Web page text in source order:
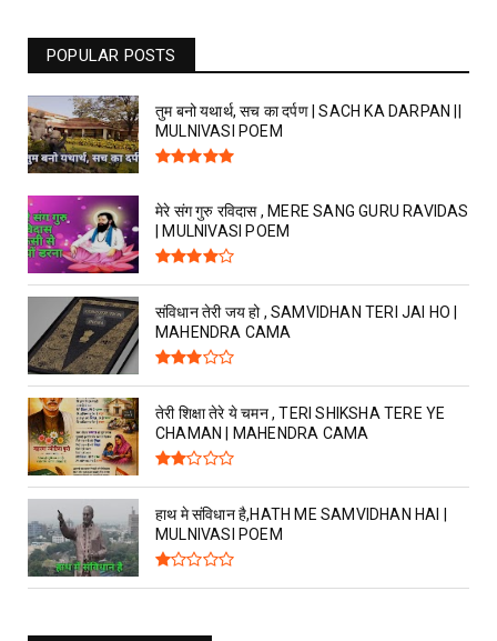
POPULAR POSTS
तुम बनो यथार्थ, सच का दर्पण | SACH KA DARPAN ||
MULNIVASI POEM
मेरे संग गुरु रविदास , MERE SANG GURU RAVIDAS
| MULNIVASI POEM
संविधान तेरी जय हो , SAMVIDHAN TERI JAI HO |
MAHENDRA CAMA
तेरी शिक्षा तेरे ये चमन , TERI SHIKSHA TERE YE
CHAMAN | MAHENDRA CAMA
हाथ मे संविधान है,HATH ME SAMVIDHAN HAI |
MULNIVASI POEM